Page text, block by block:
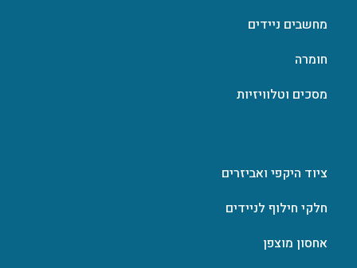
מחשבים ניידים
חומרה
מסכים וטלוויזיות
ציוד היקפי ואביזרים
חלקי חילוף לניידים
אחסון מוצפן